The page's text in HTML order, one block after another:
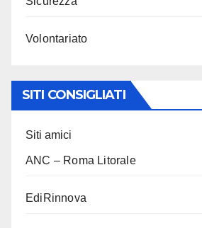
Volontariato
SITI CONSIGLIATI
Siti amici
ANC – Roma Litorale
EdiRinnova